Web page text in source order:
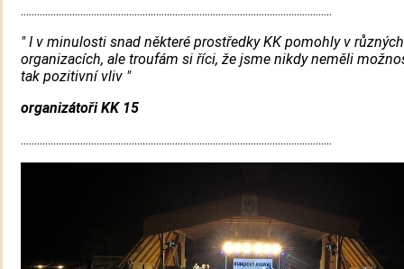
...................................................................................................................
" I v minulosti snad některé prostředky KK pomohly v různých
organizacích, ale troufám si říci, že jsme nikdy neměli
tak pozitivní vliv "
organizátoři KK 15
...................................................................................................................